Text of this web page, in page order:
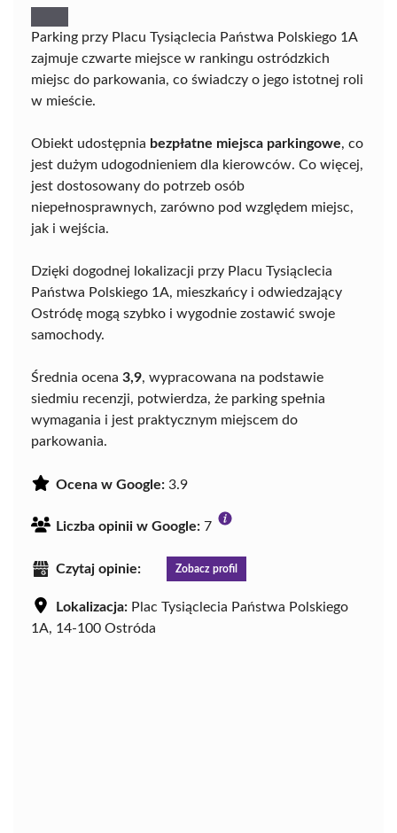
Parking przy Placu Tysiąclecia Państwa Polskiego 1A
zajmuje czwarte miejsce w rankingu ostródzkich
miejsc do parkowania, co świadczy o jego istotnej roli
w mieście.
Obiekt udostępnia bezpłatne miejsca parkingowe, co
jest dużym udogodnieniem dla kierowców. Co więcej,
jest dostosowany do potrzeb osób
niepełnosprawnych, zarówno pod względem miejsc,
jak i wejścia.
Dzięki dogodnej lokalizacji przy Placu Tysiąclecia
Państwa Polskiego 1A, mieszkańcy i odwiedzający
Ostródę mogą szybko i wygodnie zostawić swoje
samochody.
Średnia ocena 3,9, wypracowana na podstawie
siedmiu recenzji, potwierdza, że parking spełnia
wymagania i jest praktycznym miejscem do
parkowania.
Ocena w Google: 3.9
Liczba opinii w Google: 7
Czytaj opinie: Zobacz profil
Lokalizacja: Plac Tysiąclecia Państwa Polskiego
1A, 14-100 Ostróda